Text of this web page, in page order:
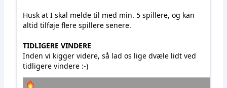
Husk at I skal melde til med min. 5 spillere, og kan
altid tilføje flere spillere senere.
TIDLIGERE VINDERE
Inden vi kigger videre, så lad os lige dvæle lidt ved
tidligere vindere :-)